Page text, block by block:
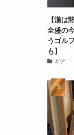
【漢は
全盛の
うゴル
も】
ギア